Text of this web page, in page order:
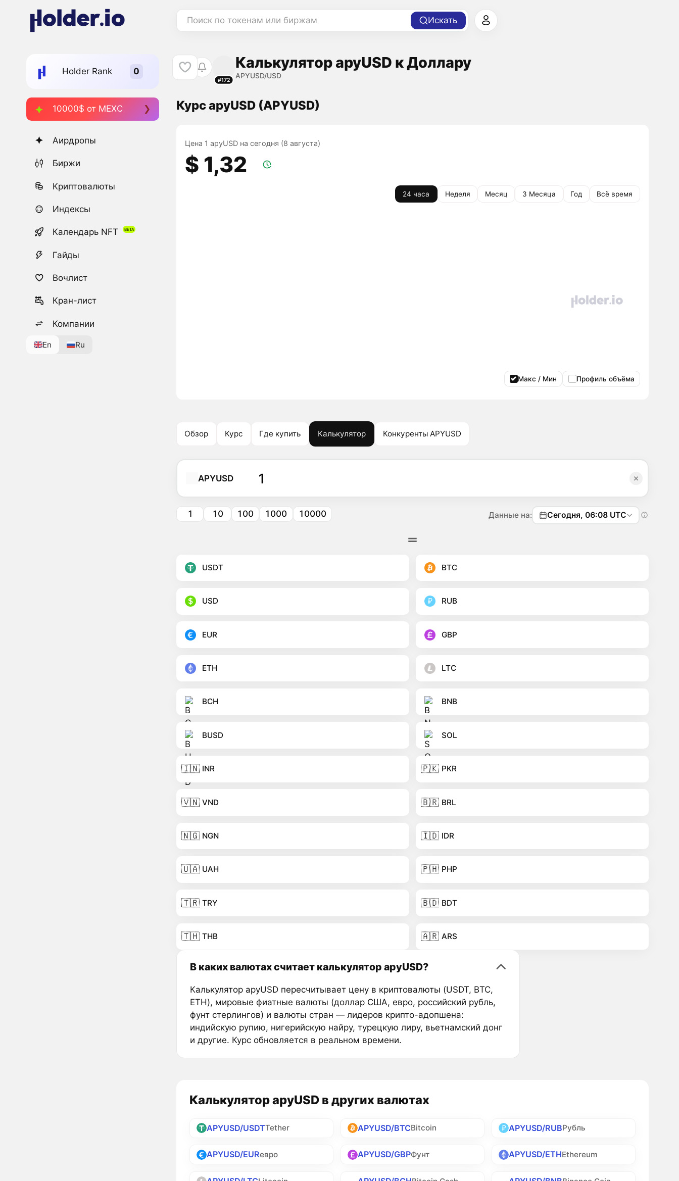
Поиск по токенам или биржам Искать
Holder Rank
10000$ от MEXC
Аирдропы
Биржи
Криптовалюты
Индексы
Календарь NFT
Гайды
Вочлист
Кран-лист
Компании
En Ru
#172
Калькулятор apyUSD к Доллару
APYUSD/USD
Курс apyUSD (APYUSD)
Цена 1 apyUSD на сегодня (8 августа)
$ 1,32
24 часа Неделя Месяц 3 Месяца Год Всё время
Макс / Мин Профиль объёма
Обзор Курс Где купить Калькулятор Конкуренты APYUSD
APYUSD
1 10 100 1000 10000 Данные на: Сегодня, 06:08 UTC
USDT BTC
USD RUB
EUR GBP
ETH LTC
BCH BNB
BUSD SOL
🇮🇳 INR 🇵🇰 PKR
🇻🇳 VND 🇧🇷 BRL
🇳🇬 NGN 🇮🇩 IDR
🇺🇦 UAH 🇵🇭 PHP
🇹🇷 TRY 🇧🇩 BDT
🇹🇭 THB 🇦🇷 ARS
В каких валютах считает калькулятор apyUSD?
Калькулятор apyUSD пересчитывает цену в криптовалюты (USDT, BTC,
ETH), мировые фиатные валюты (доллар США, евро, российский рубль,
фунт стерлингов) и валюты стран — лидеров крипто-адопшена:
индийскую рупию, нигерийскую найру, турецкую лиру, вьетнамский донг
и другие. Курс обновляется в реальном времени.
Калькулятор apyUSD в других валютах
APYUSD/USDTTether APYUSD/BTCBitcoin APYUSD/RUBРубль
APYUSD/EURевро APYUSD/GBPФунт APYUSD/ETHEthereum